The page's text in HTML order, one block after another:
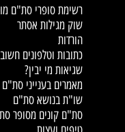
Information
הפורום המרכזי לסופרי סת"ם
רשימת סופרי סת"ם מוסמכים
שוק מגילות אסתר
כתובות וטלפונים חשובים
שגיאות מי יבין?
מאמרים בענייני סת"ם